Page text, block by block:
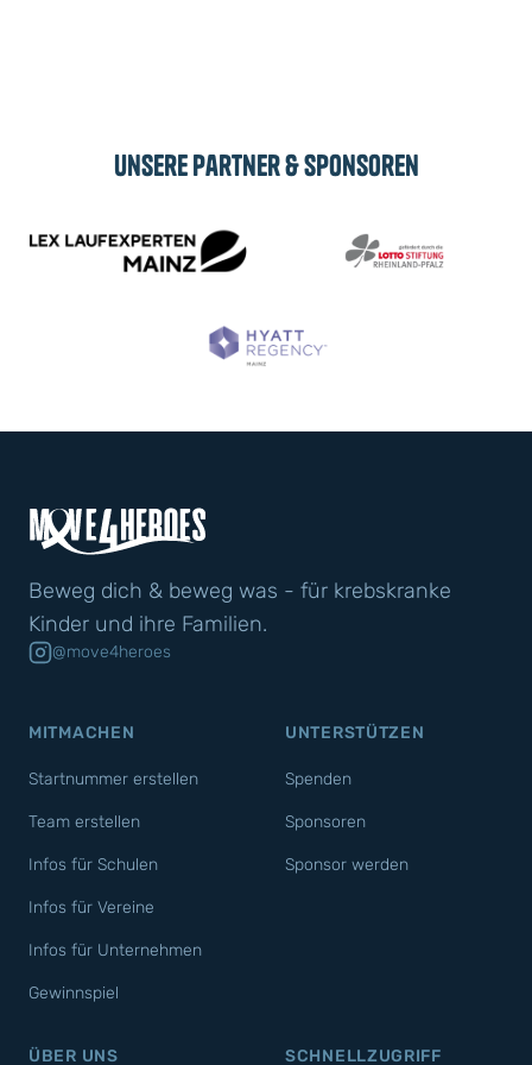
Unsere Partner & Sponsoren
Beweg dich & beweg was - für krebskranke
Kinder und ihre Familien.
@move4heroes
MITMACHEN
Startnummer erstellen
Team erstellen
Infos für Schulen
Infos für Vereine
Infos für Unternehmen
Gewinnspiel
UNTERSTÜTZEN
Spenden
Sponsoren
Sponsor werden
ÜBER UNS SCHNELLZUGRIFF